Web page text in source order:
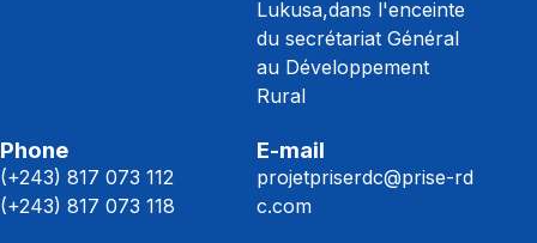
Lukusa,dans l'enceinte
du secrétariat Général
au Développement
Rural
Phone
(+243) 817 073 112
(+243) 817 073 118
E-mail
projetpriserdc@prise-rd
c.com